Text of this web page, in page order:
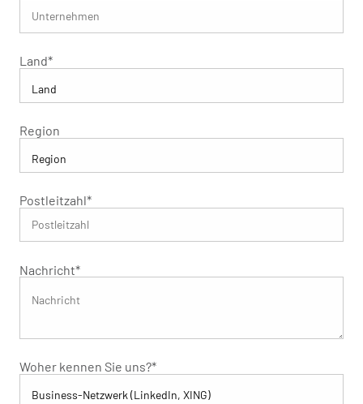
Land*
Region
Postleitzahl*
Nachricht*
Woher kennen Sie uns?*